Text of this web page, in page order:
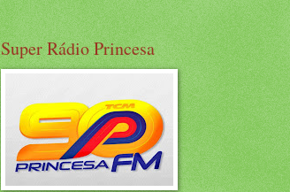
Super Rádio Princesa